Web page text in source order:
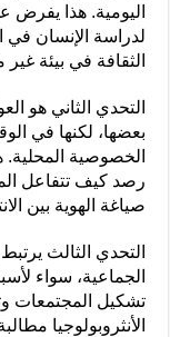
اليومية. هذا يفرض
لدراسة الإنسان في
الثقافة في بيئة غير
التحدي الثاني هو
بعضها، لكنها في
الخصوصية المحلية.
رصد كيف تتفاعل
صياغة الهوية بين
التحدي الثالث
الجماعية، سواء
تشكيل المجتمعات
الأنثروبولوجيا